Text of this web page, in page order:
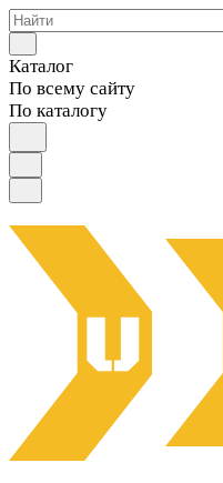
Каталог
По всему сайту
По каталогу